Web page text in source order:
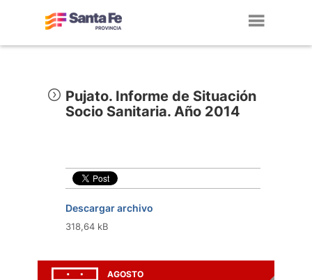
Pujato. Informe de Situación
Socio Sanitaria. Año 2014
Descargar archivo
318,64 kB
AGOSTO